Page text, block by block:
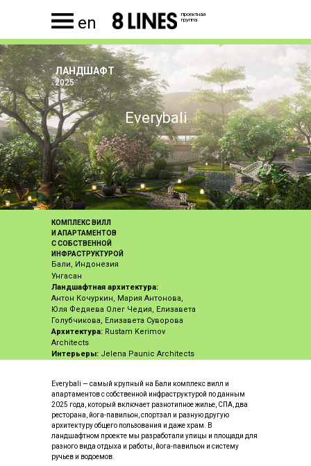
проектная
группа
en
Everybali
2025
ЛАНДШАФТ
КОМПЛЕКС ВИЛЛ
И АПАРТАМЕНТОВ
С СОБСТВЕННОЙ
ИНФРАСТРУКТУРОЙ
Ландшафтная архитектура:
Антон Кочуркин, Мария Антонова,
Юля Федяева Олег Чедия, Елизавета
Голубчикова, Елизавета Суворова
Архитектура: Rustam Kerimov
Architects
Интерьеры: Jelena Paunic Architects
Бали, Индонезия
Унгасан
Everybali — самый крупный на Бали комплекс вилл и
апартаментов с собственной инфраструктурой по данным
2025 года, который включает разнотипное жилье, СПА, два
ресторана, йога-павильон, спортзал и разную другую
архитектуру общего пользования и даже храм. В
ландшафтном проекте мы разработали улицы и площади для
разного вида отдыха и работы, йога-павильон и систему
ручьев и водоемов.